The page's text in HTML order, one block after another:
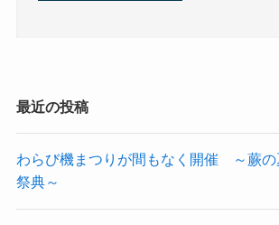
最近の投稿
わらび機まつりが間もなく開催 ～蕨の
祭典～